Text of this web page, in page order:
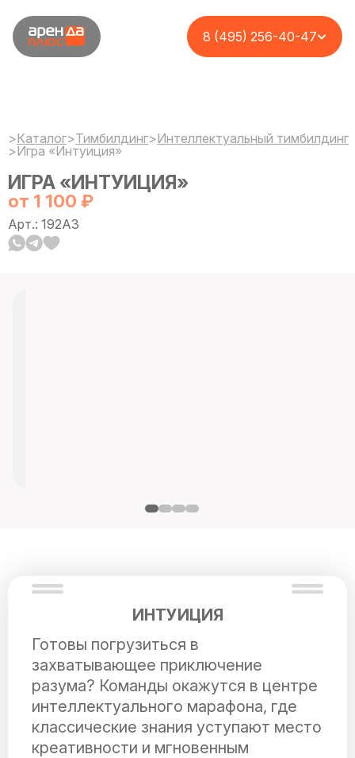
8 (495) 256-40-47
>Каталог>Тимбилдинг>Интеллектуальный тимбилдинг
>Игра «Интуиция»
ИГРА «ИНТУИЦИЯ»
от 1 100 ₽
Арт.: 192A3
ИНТУИЦИЯ
Готовы погрузиться в
захватывающее приключение
разума? Команды окажутся в центре
интеллектуального марафона, где
классические знания уступают место
креативности и мгновенным